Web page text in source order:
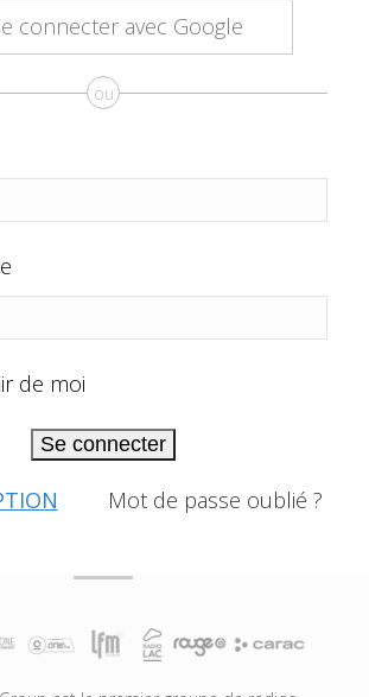
connecter avec Google
ou
de moi
Se connecter
Mot de passe oublié ?